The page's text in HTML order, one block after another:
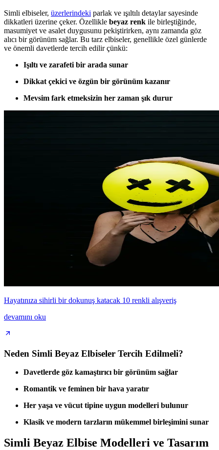
Simli elbiseler, üzerlerindeki parlak ve ışıltılı detaylar sayesinde
dikkatleri üzerine çeker. Özellikle beyaz renk ile birleştiğinde,
masumiyet ve asalet duygusunu pekiştirirken, aynı zamanda göz
alıcı bir görünüm sağlar. Bu tarz elbiseler, genellikle özel günlerde
ve önemli davetlerde tercih edilir çünkü:
Işıltı ve zarafeti bir arada sunar
Dikkat çekici ve özgün bir görünüm kazanır
Mevsim fark etmeksizin her zaman şık durur
Hayatınıza sihirli bir dokunuş katacak 10 renkli alışveriş
devamını oku
Neden Simli Beyaz Elbiseler Tercih Edilmeli?
Davetlerde göz kamaştırıcı bir görünüm sağlar
Romantik ve feminen bir hava yaratır
Her yaşa ve vücut tipine uygun modelleri bulunur
Klasik ve modern tarzların mükemmel birleşimini sunar
Simli Beyaz Elbise Modelleri ve Tasarım